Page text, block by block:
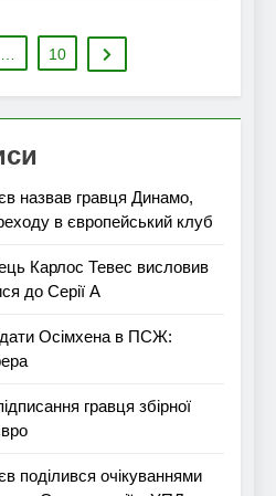
10
назвав гравця Динамо,
в європейський клуб
Карлос Тевес висловив
до Серії А
Осімхена в ПСЖ:
гравця збірної
поділився очікуваннями